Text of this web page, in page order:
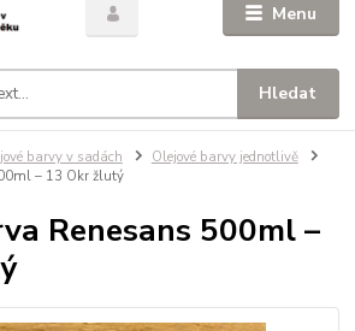
Menu
Hledat
barvy v sadách
Olejové barvy jednotlivě
– 13 Okr žlutý
Renesans 500ml –